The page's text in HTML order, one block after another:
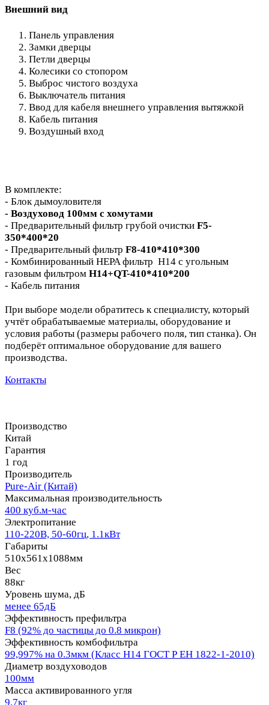
Внешний вид
Панель управления
Замки дверцы
Петли дверцы
Колесики со стопором
Выброс чистого воздуха
Выключатель питания
Ввод для кабеля внешнего управления вытяжкой
Кабель питания
Воздушный вход
В комплекте:
- Блок дымоуловителя
- Воздуховод 100мм с хомутами
- Предварительный фильтр грубой очистки F5-
350*400*20
- Предварительный фильтр F8-410*410*300
- Комбинированный HEPA фильтр H14 с угольным
газовым фильтром H14+QT-410*410*200
- Кабель питания
При выборе модели обратитесь к специалисту, который
учтёт обрабатываемые материалы, оборудование и
условия работы (размеры рабочего поля, тип станка). Он
подберёт оптимальное оборудование для вашего
производства.
Контакты
Производство
Китай
Гарантия
1 год
Производитель
Pure-Air (Китай)
Максимальная производительность
400 куб.м-час
Электропитание
110-220В, 50-60гц, 1.1кВт
Габариты
510x561x1088мм
Вес
88кг
Уровень шума, дБ
менее 65дБ
Эффективность префильтра
F8 (92% до частицы до 0.8 микрон)
Эффективность комбофильтра
99,997% на 0.3мкм (Класс Н14 ГОСТ Р ЕН 1822-1-2010)
Диаметр воздуховодов
100мм
Масса активированного угля
9.7кг